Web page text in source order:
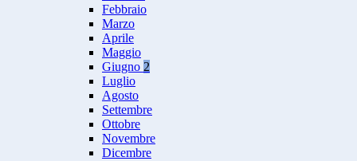
Febbraio
Marzo
Aprile
Maggio
Giugno 2
Luglio
Agosto
Settembre
Ottobre
Novembre
Dicembre